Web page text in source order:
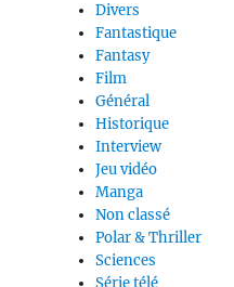
Divers
Fantastique
Fantasy
Film
Général
Historique
Interview
Jeu vidéo
Manga
Non classé
Polar & Thriller
Sciences
Série télé